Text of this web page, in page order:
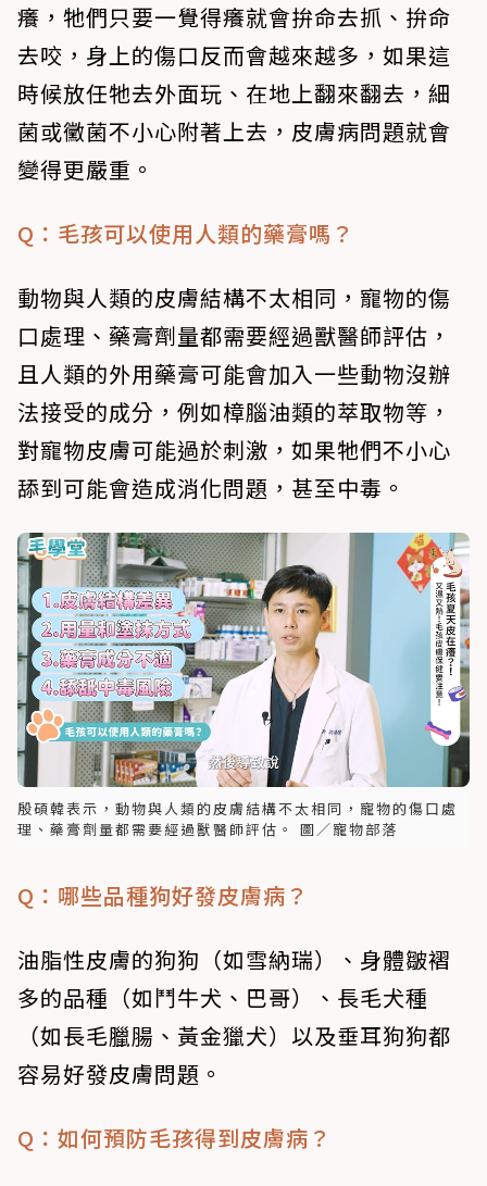
癢，牠們只要一覺得癢就會拚命去抓、拚命
去咬，身上的傷口反而會越來越多，如果這
時候放任牠去外面玩、在地上翻來翻去，細
菌或黴菌不小心附著上去，皮膚病問題就會
變得更嚴重。
Q：毛孩可以使用人類的藥膏嗎？
動物與人類的皮膚結構不太相同，寵物的傷
口處理、藥膏劑量都需要經過獸醫師評估，
且人類的外用藥膏可能會加入一些動物沒辦
法接受的成分，例如樟腦油類的萃取物等，
對寵物皮膚可能過於刺激，如果牠們不小心
舔到可能會造成消化問題，甚至中毒。
殷碩韓表示，動物與人類的皮膚結構不太相同，寵物的傷口處
理、藥膏劑量都需要經過獸醫師評估。 圖／寵物部落
Q：哪些品種狗好發皮膚病？
油脂性皮膚的狗狗（如雪納瑞）、身體皺褶
多的品種（如鬥牛犬、巴哥）、長毛犬種
（如長毛臘腸、黃金獵犬）以及垂耳狗狗都
容易好發皮膚問題。
Q：如何預防毛孩得到皮膚病？